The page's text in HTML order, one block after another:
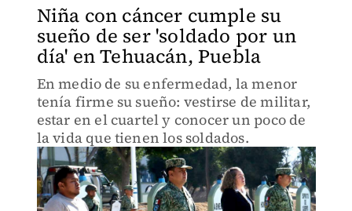
Niña con cáncer cumple su
sueño de ser 'soldado por un
día' en Tehuacán, Puebla
En medio de su enfermedad, la menor
tenía firme su sueño: vestirse de militar,
estar en el cuartel y conocer un poco de
la vida que tienen los soldados.